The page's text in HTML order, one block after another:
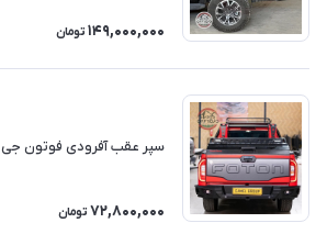
149,000,000 تومان
سپر عقب آفرودی فوتون جی 7 برند کمل آفرود
72,800,000 تومان